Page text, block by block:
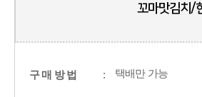
꼬마맛김치/
구 매 방 법 : 택배만 가능